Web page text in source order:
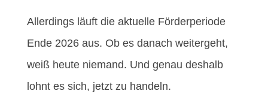
Allerdings läuft die aktuelle Förderperiode
Ende 2026 aus. Ob es danach weitergeht,
weiß heute niemand. Und genau deshalb
lohnt es sich, jetzt zu handeln.